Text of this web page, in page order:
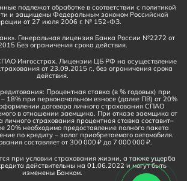
подлежат обработке в соответствии с политикой
и защищены Федеральным законом Российской
от 27 июля 2006 г. № 152-ФЗ.
Генеральная лицензия Банка России №2272 от
Без ограничения срока действия.
Ингосстрах. Лицензии ЦБ РФ на осуществление
от 23.09.2015 г., без ограничения срока
действия.
Процентная ставка (в % годовых) при
18% при первоначальном взносе (далее ПВ) от 20%
договора личного страхования СПАО
в отношении заемщика. При отказе заемщика от
личного страхования процентная ставка составит–
20% необходимо предоставление полного пакета
по кредиту – залог приобретаемого автомобиля.
составляет от 300 000 ₽ до 7 000 000 ₽.
при условии страхования жизни, а также ущерба
действительны на 01.06.2022 и могут быть
изменены Банком.